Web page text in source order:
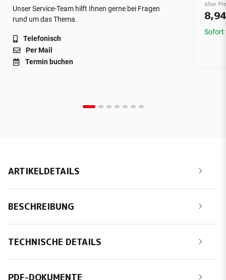
Unser Service-Team hilft Ihnen gerne bei Fragen
rund um das Thema.
Telefonisch
Per Mail
Termin buchen
Alter
Sofort
ARTIKELDETAILS
BESCHREIBUNG
TECHNISCHE DETAILS
PDF-DOKUMENTE